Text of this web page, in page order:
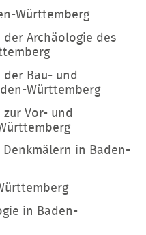
Württemberg
der Archäologie des
der Bau- und
Württemberg
Vor- und
Denkmälern in Baden-
in Baden-